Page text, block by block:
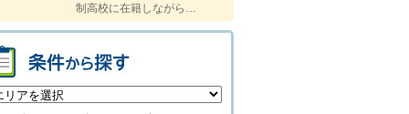
制高校に在籍しながら…